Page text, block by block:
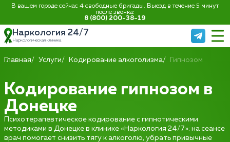
В вашем городе сейчас 4 свободные бригады. Выезд в течение 5 минут
после звонка:
8 (800) 200-38-19
Наркология 24/7
Наркологическая клиника
Главная Услуги Кодирование алкоголизма Гипнозом
Кодирование гипнозом в
Донецке
Психотерапевтическое кодирование с гипнотическими
методиками в Донецке в клинике «Наркология 24/7»: на сеансе
врач помогает снизить тягу к алкоголю, убрать привычные